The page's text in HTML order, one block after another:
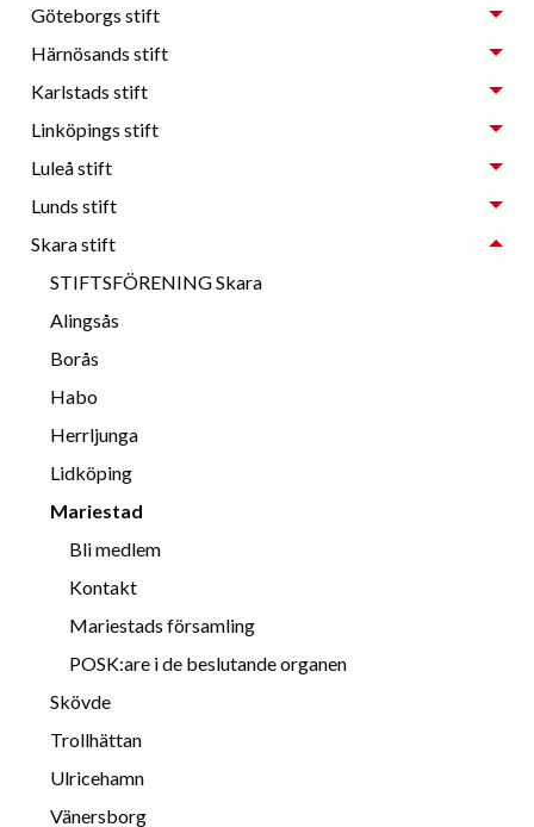
Göteborgs stift
Härnösands stift
Karlstads stift
Linköpings stift
Luleå stift
Lunds stift
Skara stift
STIFTSFÖRENING Skara
Alingsås
Borås
Habo
Herrljunga
Lidköping
Mariestad
Bli medlem
Kontakt
Mariestads församling
POSK:are i de beslutande organen
Skövde
Trollhättan
Ulricehamn
Vänersborg